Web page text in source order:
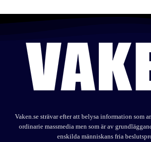
Vaken.se strävar efter att belysa information som
ordinarie massmedia men som är av
enskilda människans fria